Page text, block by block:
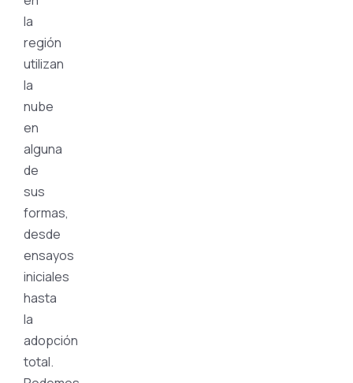
la
región
utilizan
la
nube
en
alguna
de
sus
formas,
desde
ensayos
iniciales
hasta
la
adopción
total.